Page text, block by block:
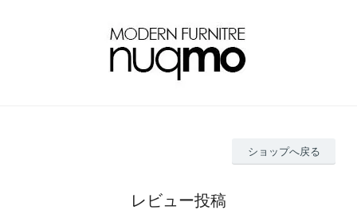
ショップへ戻る
レビュー投稿